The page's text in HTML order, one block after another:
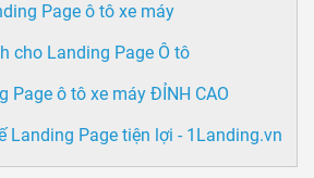
Page ô tô xe máy
cho Landing Page Ô tô
Page ô tô xe máy ĐỈNH CAO
Landing Page tiện lợi - 1Landing.vn